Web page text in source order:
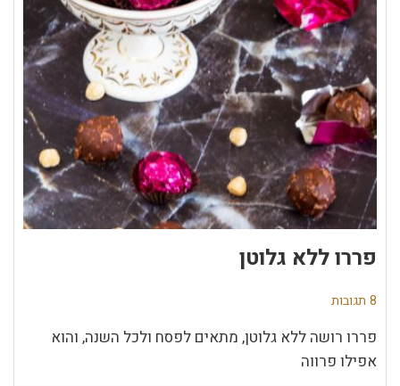
פררו ללא גלוטן
8 תגובות
פררו רושה ללא גלוטן, מתאים לפסח ולכל השנה, והוא
אפילו פרווה